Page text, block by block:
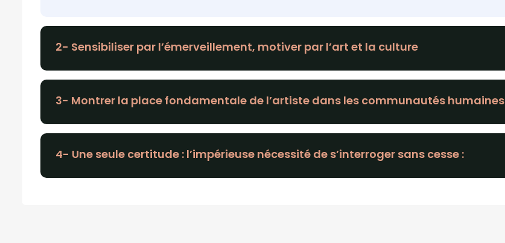
2- Sensibiliser par l’émerveillement, motiver par l’art et la culture
3- Montrer la place fondamentale de l’artiste dans les communautés humaines
4- Une seule certitude : l’impérieuse nécessité de s’interroger sans cesse :